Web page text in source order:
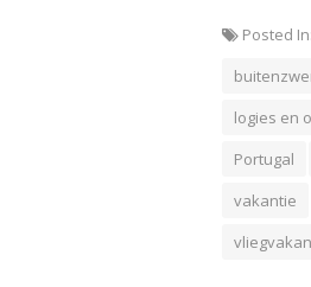
Posted In:
logies en
Portugal
vakantie